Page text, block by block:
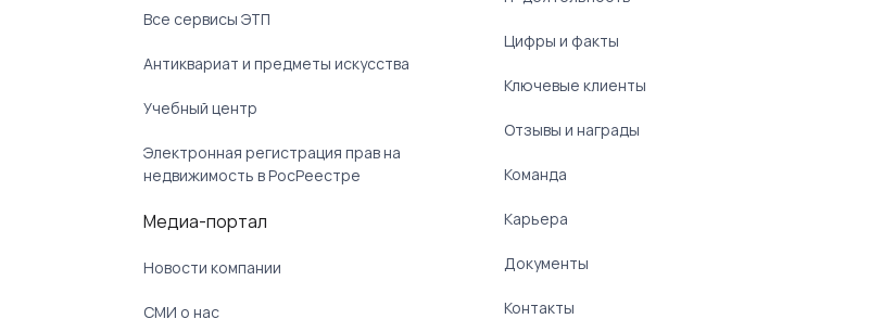
Все сервисы ЭТП
Антиквариат и предметы искусства
Учебный центр
Электронная регистрация прав на
недвижимость в РосРеестре
Медиа-портал
Новости компании
СМИ о нас
Цифры и факты
Ключевые клиенты
Отзывы и награды
Команда
Карьера
Документы
Контакты